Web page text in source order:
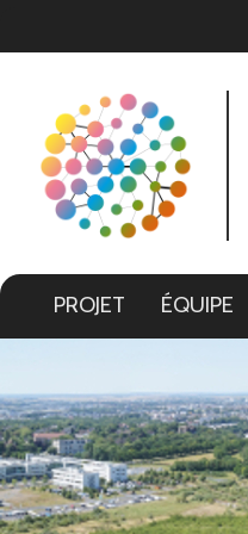
PROJET ÉQUIPE